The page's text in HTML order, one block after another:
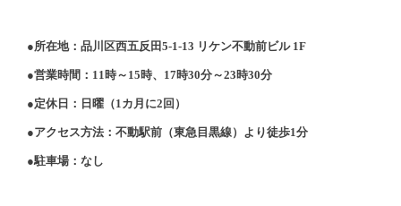
●所在地：品川区西五反田5-1-13 リケン不動前ビル 1F
●営業時間：11時～15時、17時30分～23時30分
●定休日：日曜（1カ月に2回）
●アクセス方法：不動駅前（東急目黒線）より徒歩1分
●駐車場：なし